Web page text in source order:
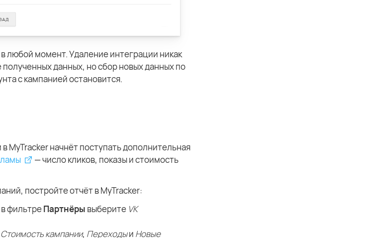
любой момент. Удаление интеграции никак
данных, но сбор новых данных по
с кампанией остановится.
MyTracker начнёт поступать дополнительная
— число кликов, показы и стоимость
постройте отчёт в MyTracker:
в фильтреПартнёры выберите VK
Стоимость кампании, Переходыи Новые